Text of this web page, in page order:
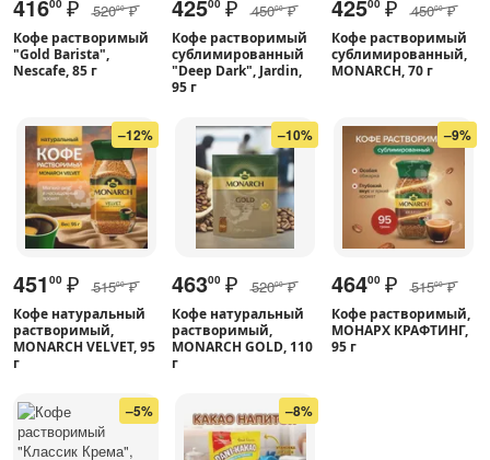
41600 ₽ 52000 ₽
Кофе растворимый
"Gold Barista",
Nescafe, 85 г
42500 ₽ 45000 ₽
Кофе растворимый
сублимированный
"Deep Dark", Jardin,
95 г
42500 ₽ 45000 ₽
Кофе растворимый
сублимированный,
MONARCH, 70 г
–12%
451 00 ₽ 51500 ₽
Кофе натуральный
растворимый,
MONARCH VELVET, 95
г
–10%
46300 ₽ 52000 ₽
Кофе натуральный
растворимый,
MONARCH GOLD, 110
г
–9%
46400 ₽ 51500 ₽
Кофе растворимый,
МОНАРХ КРАФТИНГ,
95 г
–5% –8%